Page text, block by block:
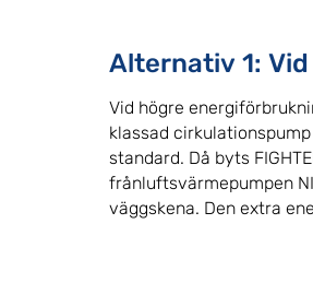
Alternativ 1:
Vid högre
klassad
standard. Då byts
frånluftsvärmepumpen
väggskena. Den extra